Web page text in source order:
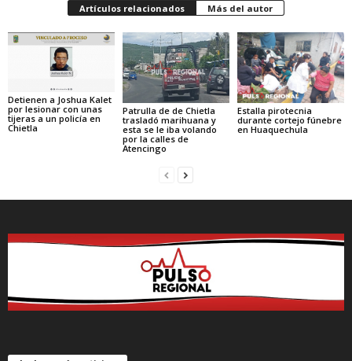
Artículos relacionados Más del autor
Detienen a Joshua Kalet
por lesionar con unas
tijeras a un policía en
Chietla
Patrulla de de Chietla
trasladó marihuana y
esta se le iba volando
por la calles de
Atencingo
Estalla pirotecnia
durante cortejo fúnebre
en Huaquechula